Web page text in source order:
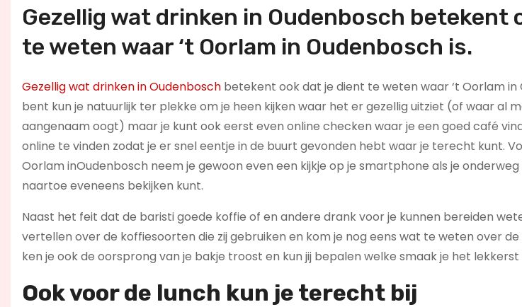
Gezellig wat drinken in Oudenbosch betekent
te weten waar ‘t Oorlam in Oudenbosch is.
Gezellig wat drinken in Oudenbosch betekent ook dat je dient te weten waar ‘t Oorlam in
bent kun je natuurlijk ter plekke om je heen kijken waar het er gezellig uitziet (of waar al
aangenaam oogt) maar je kunt ook eerst even online checken waar je een goed café
online te vinden zodat je er snel eentje in de buurt gevonden hebt waar je terecht kunt.
Oorlam inOudenbosch neem je gewoon even een kijkje op je smartphone als je
naartoe eveneens bekijken kunt.
Naast het feit dat de baristi goede koffie of en andere drank voor je kunnen bereiden
vertellen over de koffiesoorten die zij gebruiken en kom je nog eens wat te weten over
ken je ook de oorsprong van je bakje troost en kun jij bepalen welke smaak je het lekkerst
Ook voor de lunch kun je terecht bij